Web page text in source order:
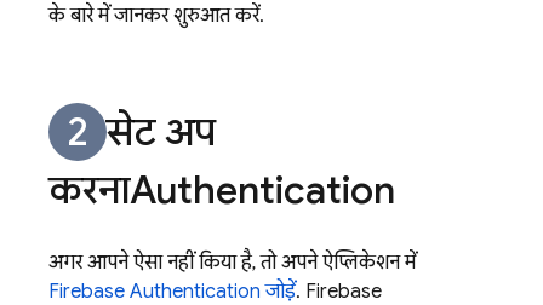
के बारे में जानकर शुरुआत करें.
सेट अप
करनाAuthentication
अगर आपने ऐसा नहीं किया है, तो अपने ऐप्लिकेशन में
Firebase Authentication जोड़ें. Firebase